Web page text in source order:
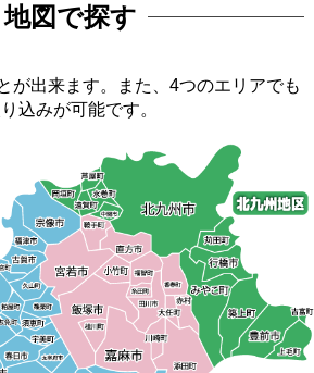
地図で探す
が出来ます。また、4つのエリアでも
込みが可能です。